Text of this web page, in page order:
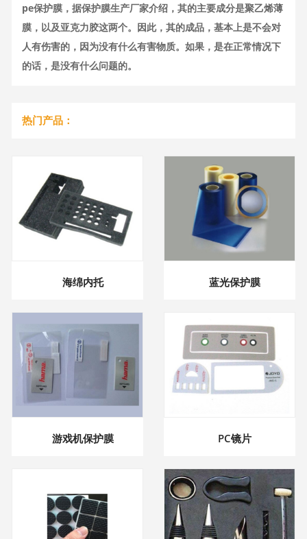
pe保护膜，据保护膜生产厂家介绍，其的主要成分是聚乙烯薄
膜，以及亚克力胶这两个。因此，其的成品，基本上是不会对
人有伤害的，因为没有什么有害物质。如果，是在正常情况下
的话，是没有什么问题的。
热门产品：
海绵内托 蓝光保护膜
游戏机保护膜 PC镜片